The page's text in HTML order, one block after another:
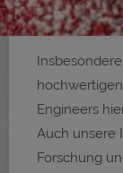
Engineers
Auch unsere
Forschung